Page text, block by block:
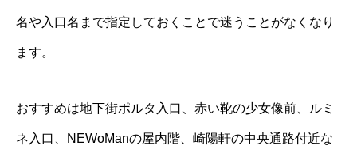
名や入口名まで指定しておくことで迷うことがなくなり
ます。
おすすめは地下街ポルタ入口、赤い靴の少女像前、ルミ
ネ入口、NEWoManの屋内階、崎陽軒の中央通路付近な